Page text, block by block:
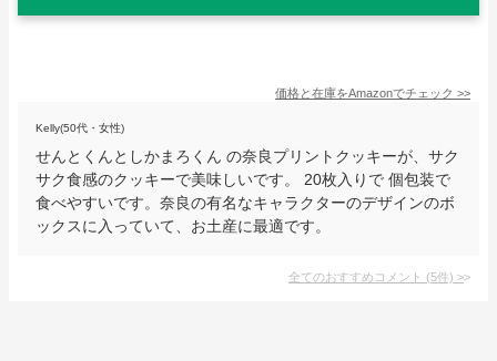
価格と在庫をAmazonでチェック >>
Kelly(50代・女性)
せんとくんとしかまろくん の奈良プリントクッキーが、サク
サク食感のクッキーで美味しいです。 20枚入りで 個包装で
食べやすいです。奈良の有名なキャラクターのデザインのボ
ックスに入っていて、お土産に最適です。
全てのおすすめコメント (5件) >